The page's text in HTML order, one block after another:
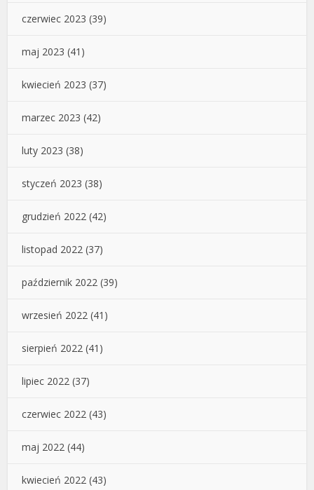
czerwiec 2023 (39)
maj 2023 (41)
kwiecień 2023 (37)
marzec 2023 (42)
luty 2023 (38)
styczeń 2023 (38)
grudzień 2022 (42)
listopad 2022 (37)
październik 2022 (39)
wrzesień 2022 (41)
sierpień 2022 (41)
lipiec 2022 (37)
czerwiec 2022 (43)
maj 2022 (44)
kwiecień 2022 (43)